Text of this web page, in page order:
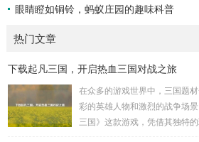
眼睛瞪如铜铃，蚂蚁庄园的趣味科普
热门文章
下载起凡三国，开启热血三国对战之旅
在众多的游戏世界中，三国题
彩的英雄人物和激烈的战争场
三国》这款游戏，凭借其独特